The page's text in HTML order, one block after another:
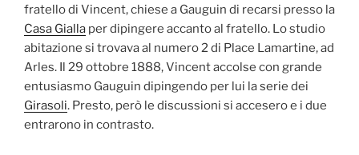
fratello di Vincent, chiese a Gauguin di recarsi presso la
Casa Gialla per dipingere accanto al fratello. Lo studio
abitazione si trovava al numero 2 di Place Lamartine, ad
Arles. Il 29 ottobre 1888, Vincent accolse con grande
entusiasmo Gauguin dipingendo per lui la serie dei
Girasoli. Presto, però le discussioni si accesero e i due
entrarono in contrasto.